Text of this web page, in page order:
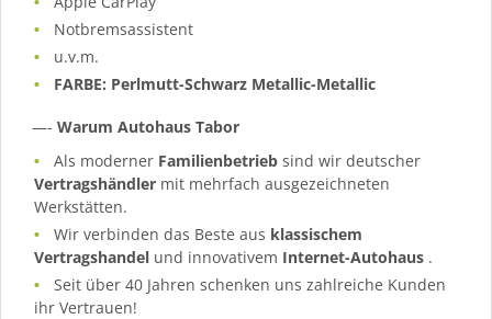
Notbremsassistent
u.v.m.
FARBE: Perlmutt-Schwarz Metallic-Metallic
—- Warum Autohaus Tabor
Als moderner Familienbetrieb sind wir deutscher
Vertragshändler mit mehrfach ausgezeichneten
Werkstätten.
Wir verbinden das Beste aus klassischem
Vertragshandel und innovativem Internet-Autohaus .
Seit über 40 Jahren schenken uns zahlreiche Kunden
ihr Vertrauen!